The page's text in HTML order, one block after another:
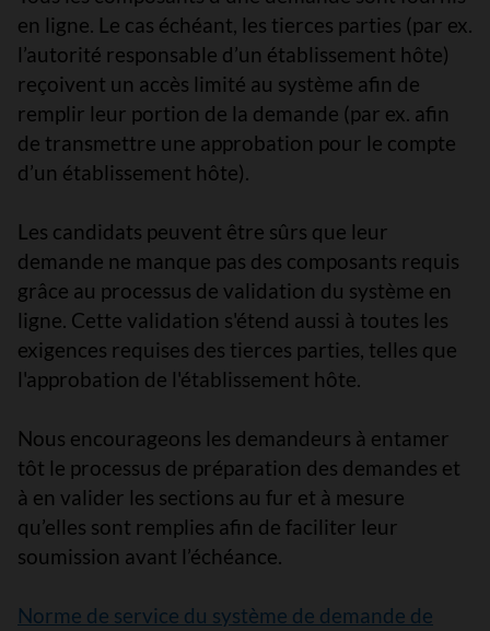
en ligne. Le cas échéant, les tierces parties (par ex.
l’autorité responsable d’un établissement hôte)
reçoivent un accès limité au système afin de
remplir leur portion de la demande (par ex. afin
de transmettre une approbation pour le compte
d’un établissement hôte).
Les candidats peuvent être sûrs que leur
demande ne manque pas des composants requis
grâce au processus de validation du système en
ligne. Cette validation s'étend aussi à toutes les
exigences requises des tierces parties, telles que
l'approbation de l'établissement hôte.
Nous encourageons les demandeurs à entamer
tôt le processus de préparation des demandes et
à en valider les sections au fur et à mesure
qu’elles sont remplies afin de faciliter leur
soumission avant l’échéance.
Norme de service du système de demande de